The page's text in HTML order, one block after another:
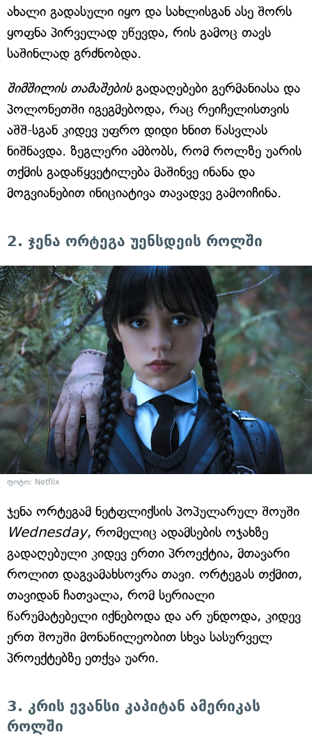
ახალი გადასული იყო და სახლისგან ასე შორს
ყოფნა პირველად უწევდა, რის გამოც თავს
საშინლად გრძნობდა.
შიმშილის თამაშებისგადაღებები გერმანიასა და
პოლონეთში იგეგმებოდა, რაც რეიჩელისთვის
აშშ-სგან კიდევ უფრო დიდი ხნით წასვლას
ნიშნავდა. ზეგლერი ამბობს, რომ როლზე უარის
თქმის გადაწყვეტილება მაშინვე ინანა და
მოგვიანებით ინიციატივა თავადვე გამოიჩინა.
2. ჯენა ორტეგა უენსდეის როლში
ფოტო: Netflix
ჯენა ორტეგამ ნეტფლიქსის პოპულარულ შოუში
Wednesday, რომელიც ადამსების ოჯახზე
გადაღებული კიდევ ერთი პროექტია, მთავარი
როლით დაგვამახსოვრა თავი. ორტეგას თქმით,
თავიდან ჩათვალა, რომ სერიალი
წარუმატებელი იქნებოდა და არ უნდოდა, კიდევ
ერთ შოუში მონაწილეობით სხვა სასურველ
პროექტებზე ეთქვა უარი.
3. კრის ევანსი კაპიტან ამერიკას
როლში